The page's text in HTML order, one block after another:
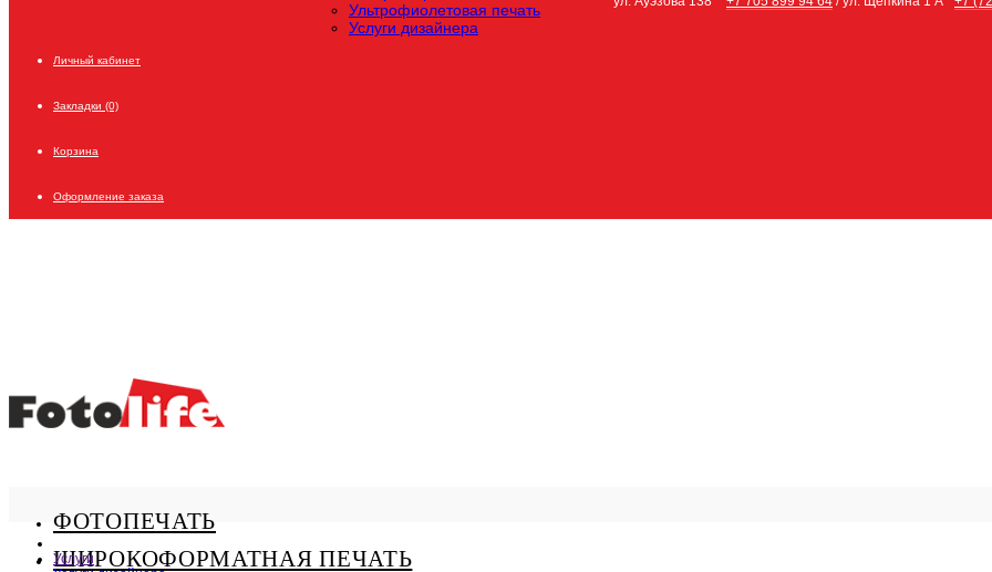
Ультрофиолетовая печать
Услуги дизайнера
Личный кабинет
Закладки (0)
Корзина
Оформление заказа
ФОТОПЕЧАТЬ
ШИРОКОФОРМАТНАЯ ПЕЧАТЬ
Услуги